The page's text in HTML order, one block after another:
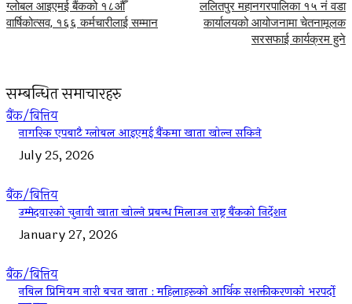
ग्लोबल आइएमई बैंकको १८औँ
वार्षिकोत्सव, १६६ कर्मचारीलाई सम्मान
ललितपुर महानगरपालिका १५ नं वडा
कार्यालयको आयोजनामा चेतनामूलक
सरसफाई कार्यक्रम हुने
सम्बन्धित समाचारहरु
बैंक/बित्तिय
नागरिक एपबाटै ग्लोबल आइएमई बैंकमा खाता खोल्न सकिने
July 25, 2026
बैंक/बित्तिय
उम्मेदवारको चुनावी खाता खोल्ने प्रबन्ध मिलाउन राष्ट्र बैंकको निर्देशन
January 27, 2026
बैंक/बित्तिय
नबिल प्रिमियम नारी बचत खाता : महिलाहरूको आर्थिक सशक्तीकरणको भरपर्दो